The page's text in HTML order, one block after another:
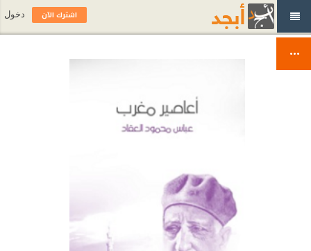
اشترك الآن دخول